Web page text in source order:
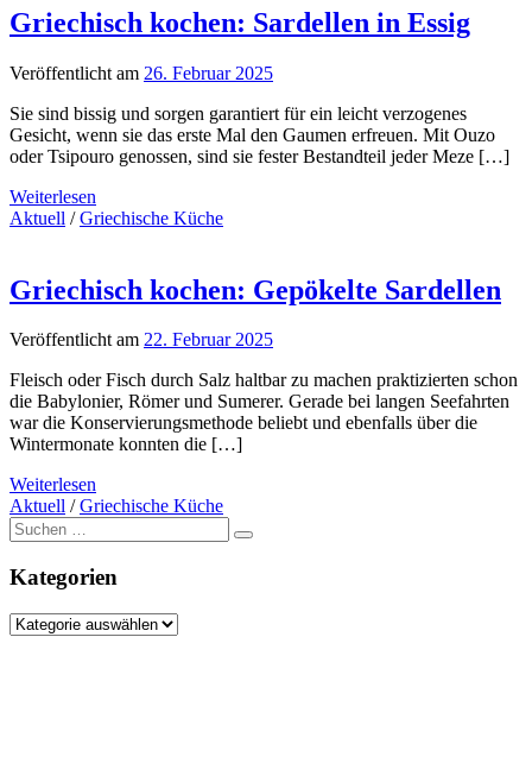
Griechisch kochen: Sardellen in Essig
Veröffentlicht am 26. Februar 2025
Sie sind bissig und sorgen garantiert für ein leicht verzogenes
Gesicht, wenn sie das erste Mal den Gaumen erfreuen. Mit Ouzo
oder Tsipouro genossen, sind sie fester Bestandteil jeder Meze […]
Weiterlesen
Aktuell /Griechische Küche
Griechisch kochen: Gepökelte Sardellen
Veröffentlicht am 22. Februar 2025
Fleisch oder Fisch durch Salz haltbar zu machen praktizierten schon
die Babylonier, Römer und Sumerer. Gerade bei langen Seefahrten
war die Konservierungsmethode beliebt und ebenfalls über die
Wintermonate konnten die […]
Weiterlesen
Aktuell /Griechische Küche
Suche
nach:
Kategorien
Kategorien